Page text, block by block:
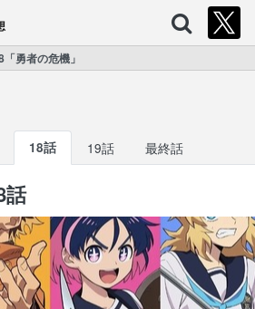
勇者の危機」
18話 19話 最終話
話